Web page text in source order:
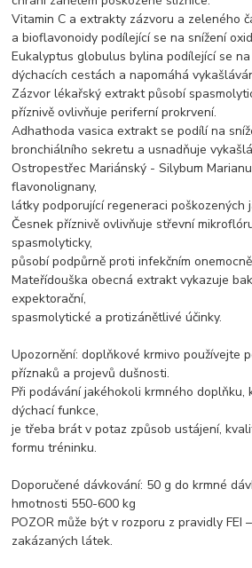
Vitamin C a extrakty zázvoru a zeleného
a bioflavonoidy podílející se na snížení
Eukalyptus globulus bylina podílející se
dýchacích cestách a napomáhá
Zázvor lékařský extrakt působí
příznivě ovlivňuje periferní prokrvení.
Adhathoda vasica extrakt se podílí na
bronchiálního sekretu a usnadňuje
Ostropestřec Mariánský - Silybum
flavonolignany,
látky podporující regeneraci poškozených
Česnek příznivě ovlivňuje střevní
spasmolyticky,
působí podpůrně proti infekčním
Mateřídouška obecná extrakt vykazuje
expektorační,
spasmolytické a protizánětlivé účinky.
Upozornění: doplňkové krmivo používejte
příznaků a projevů dušnosti.
Při podávání jakéhokoli krmného doplňku,
dýchací funkce,
je třeba brát v potaz způsob ustájení,
formu tréninku.
Doporučené dávkování: 50 g do krmné
hmotnosti 550-600 kg
POZOR může být v rozporu z pravidly FEI
zakázaných látek.